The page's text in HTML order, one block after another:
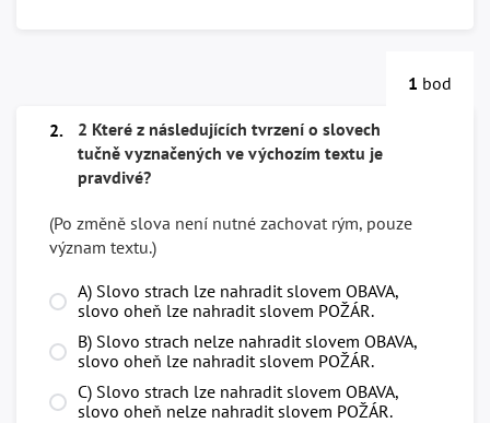
1 bod
2.
2 Které z následujících tvrzení o slovech
tučně vyznačených ve výchozím textu je
pravdivé?
(Po změně slova není nutné zachovat rým, pouze
význam textu.)
A) Slovo strach lze nahradit slovem OBAVA,
slovo oheň lze nahradit slovem POŽÁR.
B) Slovo strach nelze nahradit slovem OBAVA,
slovo oheň lze nahradit slovem POŽÁR.
C) Slovo strach lze nahradit slovem OBAVA,
slovo oheň nelze nahradit slovem POŽÁR.